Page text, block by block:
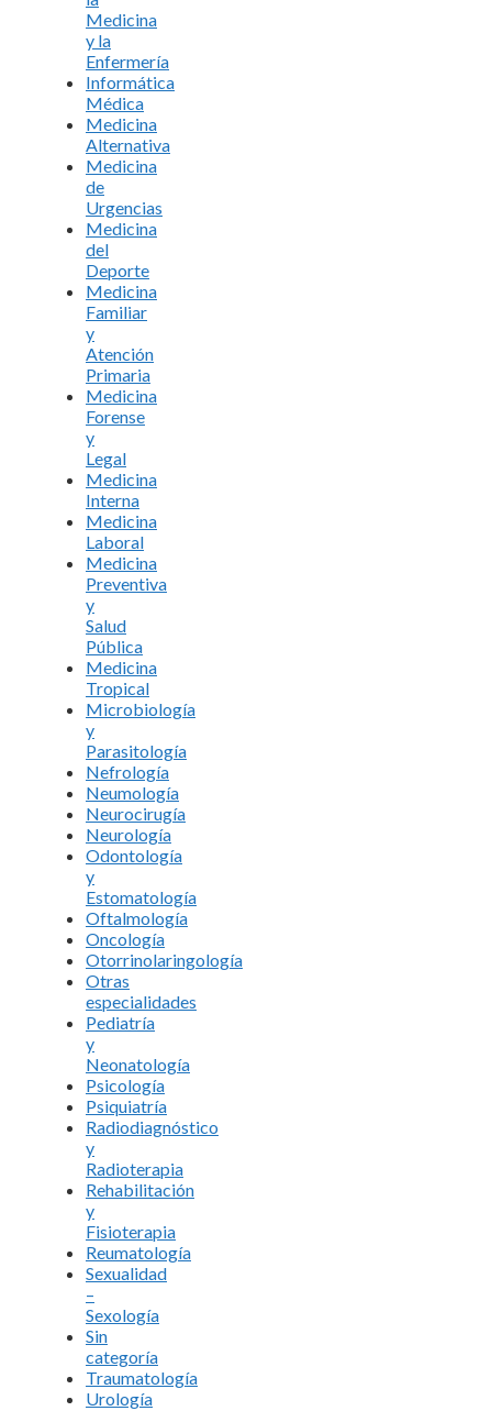
Medicina
y la
Enfermería
Informática
Médica
Medicina
Alternativa
Medicina
de
Urgencias
Medicina
del
Deporte
Medicina
Familiar
y
Atención
Primaria
Medicina
Forense
y
Legal
Medicina
Interna
Medicina
Laboral
Medicina
Preventiva
y
Salud
Pública
Medicina
Tropical
Microbiología
y
Parasitología
Nefrología
Neumología
Neurocirugía
Neurología
Odontología
y
Estomatología
Oftalmología
Oncología
Otorrinolaringología
Otras
especialidades
Pediatría
y
Neonatología
Psicología
Psiquiatría
Radiodiagnóstico
y
Radioterapia
Rehabilitación
y
Fisioterapia
Reumatología
Sexualidad
–
Sexología
Sin
categoría
Traumatología
Urología